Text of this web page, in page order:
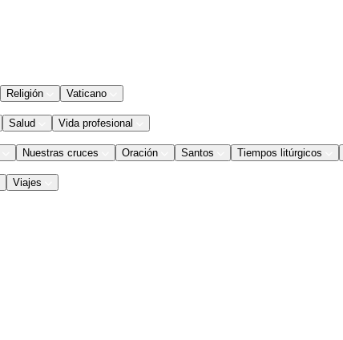
Religión Vaticano
Salud Vida profesional
Nuestras cruces Oración Santos Tiempos litúrgicos
Viajes